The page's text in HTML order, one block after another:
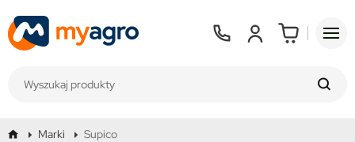
Marki Supico